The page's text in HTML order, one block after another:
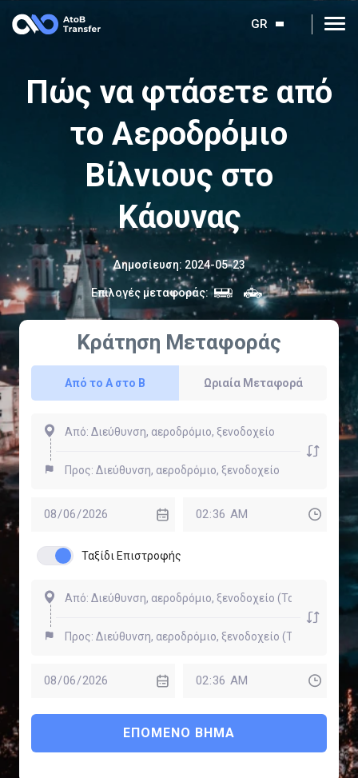
GR
Πώς να φτάσετε από
το Αεροδρόμιο
Βίλνιους στο
Κάουνας
Δημοσίευση: 2024-05-23
Επιλογές μεταφοράς:
Κράτηση Μεταφοράς
Από το Α στο Β Ωριαία Μεταφορά
Ταξίδι Επιστροφής
ΕΠΌΜΕΝΟ ΒΉΜΑ